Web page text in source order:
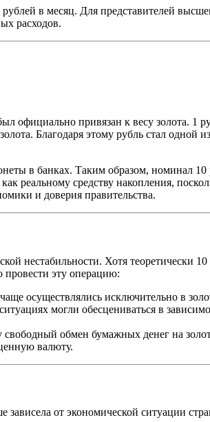
в месяц. Для представителей
расходов.
официально привязан к весу золота. 1
Благодаря этому рубль стал одной
в банках. Таким образом, номинал
реальному средству накопления,
и доверия правительства.
нестабильности. Хотя теоретически
эту операцию:
осуществлялись исключительно в
могли обесцениваться в
обмен бумажных денег на
валюту.
зависела от экономической ситуации